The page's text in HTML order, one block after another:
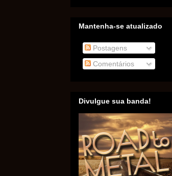
Mantenha-se atualizado
Postagens
Comentários
Divulgue sua banda!